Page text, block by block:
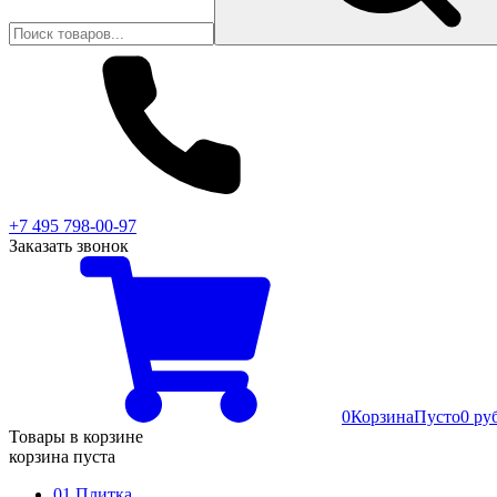
+7 495 798-00-97
Заказать звонок
0КорзинаПусто0
Товары в корзине
корзина пуста